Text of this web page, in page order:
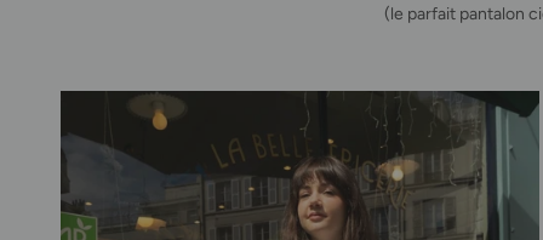
(le parfait pantalon